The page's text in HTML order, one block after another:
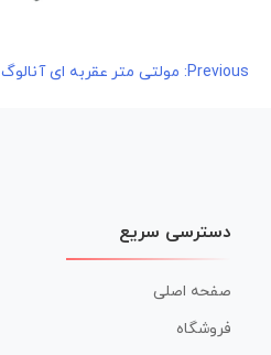
راهبری
Previous: مولتی متر عقربه ای آنالوگ SUNWA MF-126
دسترسی سریع
صفحه اصلی
فروشگاه